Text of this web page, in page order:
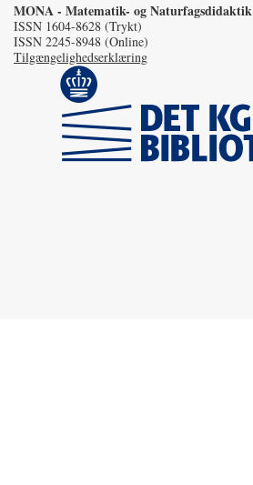
MONA - Matematik- og Naturfagsdidaktik
ISSN 1604-8628 (Trykt)
ISSN 2245-8948 (Online)
Tilgængelighedserklæring